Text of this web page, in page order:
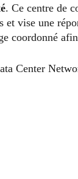
. Ce centre de
et vise une
coordonné